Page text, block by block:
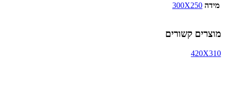
מידה 300X250
מוצרים קשורים
420X310